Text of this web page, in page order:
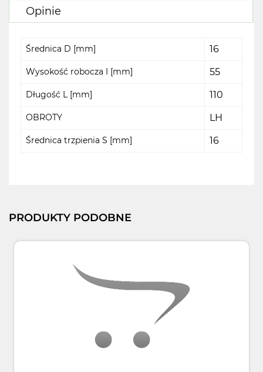
Opinie
Średnica D [mm] 16
Wysokość robocza I [mm] 55
Długość L [mm] 110
OBROTY LH
Średnica trzpienia S [mm] 16
PRODUKTY PODOBNE